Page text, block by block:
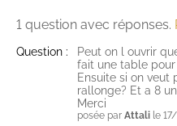
1 question avec réponses.
Question :
Peut on l ouvrir
fait une table pour
Ensuite si on veut
rallonge? Et a 8
Merci
posée par Attali le